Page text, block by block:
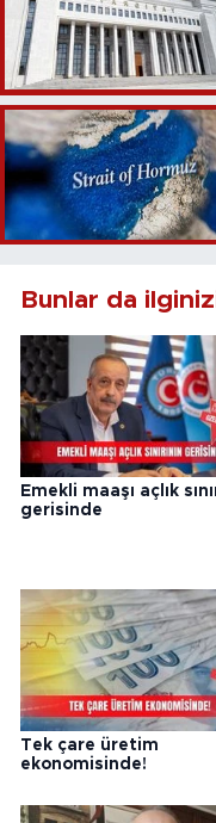
Bunlar da
Emekli maaşı açlık
gerisinde
Tek çare üretim
ekonomisinde!